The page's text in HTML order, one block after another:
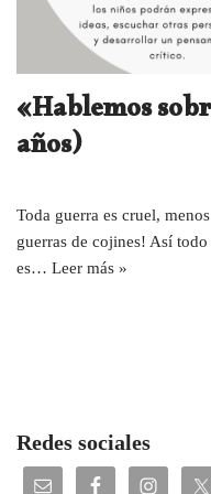
«Hablemos
años)
Toda guerra es cruel,
guerras de cojines! Así
es… Leer más »
Redes sociales